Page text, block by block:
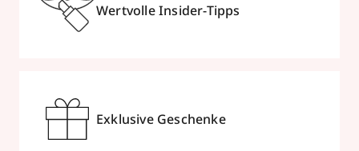
Wertvolle Insider-Tipps
Exklusive Geschenke